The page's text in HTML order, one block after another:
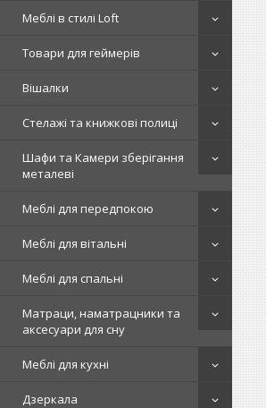
Меблі в стилі Loft
Товари для геймерів
Вішалки
Стелажі та книжкові полиці
Шафи та Камери зберігання
металеві
Меблі для передпокою
Меблі для вітальні
Меблі для спальні
Матраци, наматрацники та
аксесуари для сну
Меблі для кухні
Дзеркала